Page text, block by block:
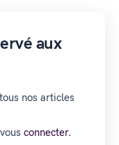
aux
nos articles
connecter.